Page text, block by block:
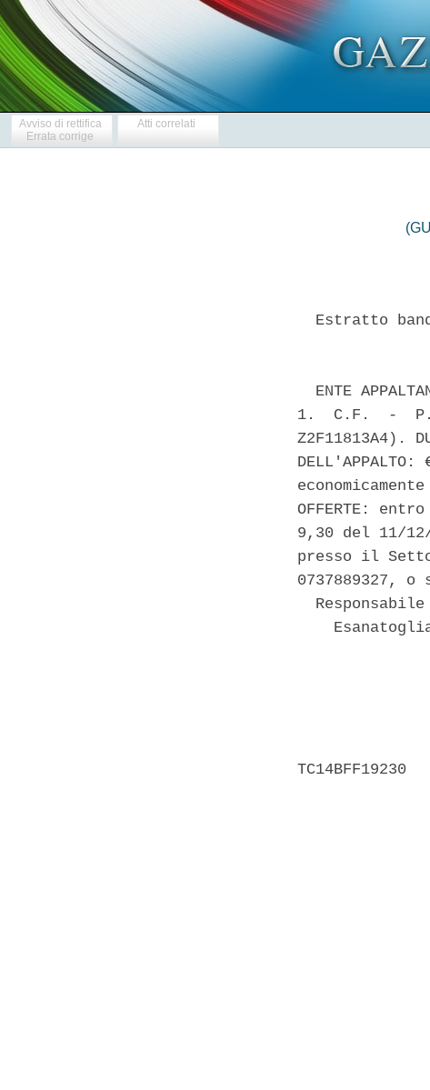
Avviso di rettifica
Errata corrige
Atti correlati
Estratto
ENTE
1.  C.F.  -
Z2F11813A4).
OFFERTE:
9,30 del 11/
presso il
0737889327,